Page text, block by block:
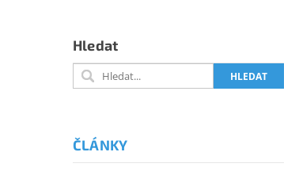
Hledat
ČLÁNKY